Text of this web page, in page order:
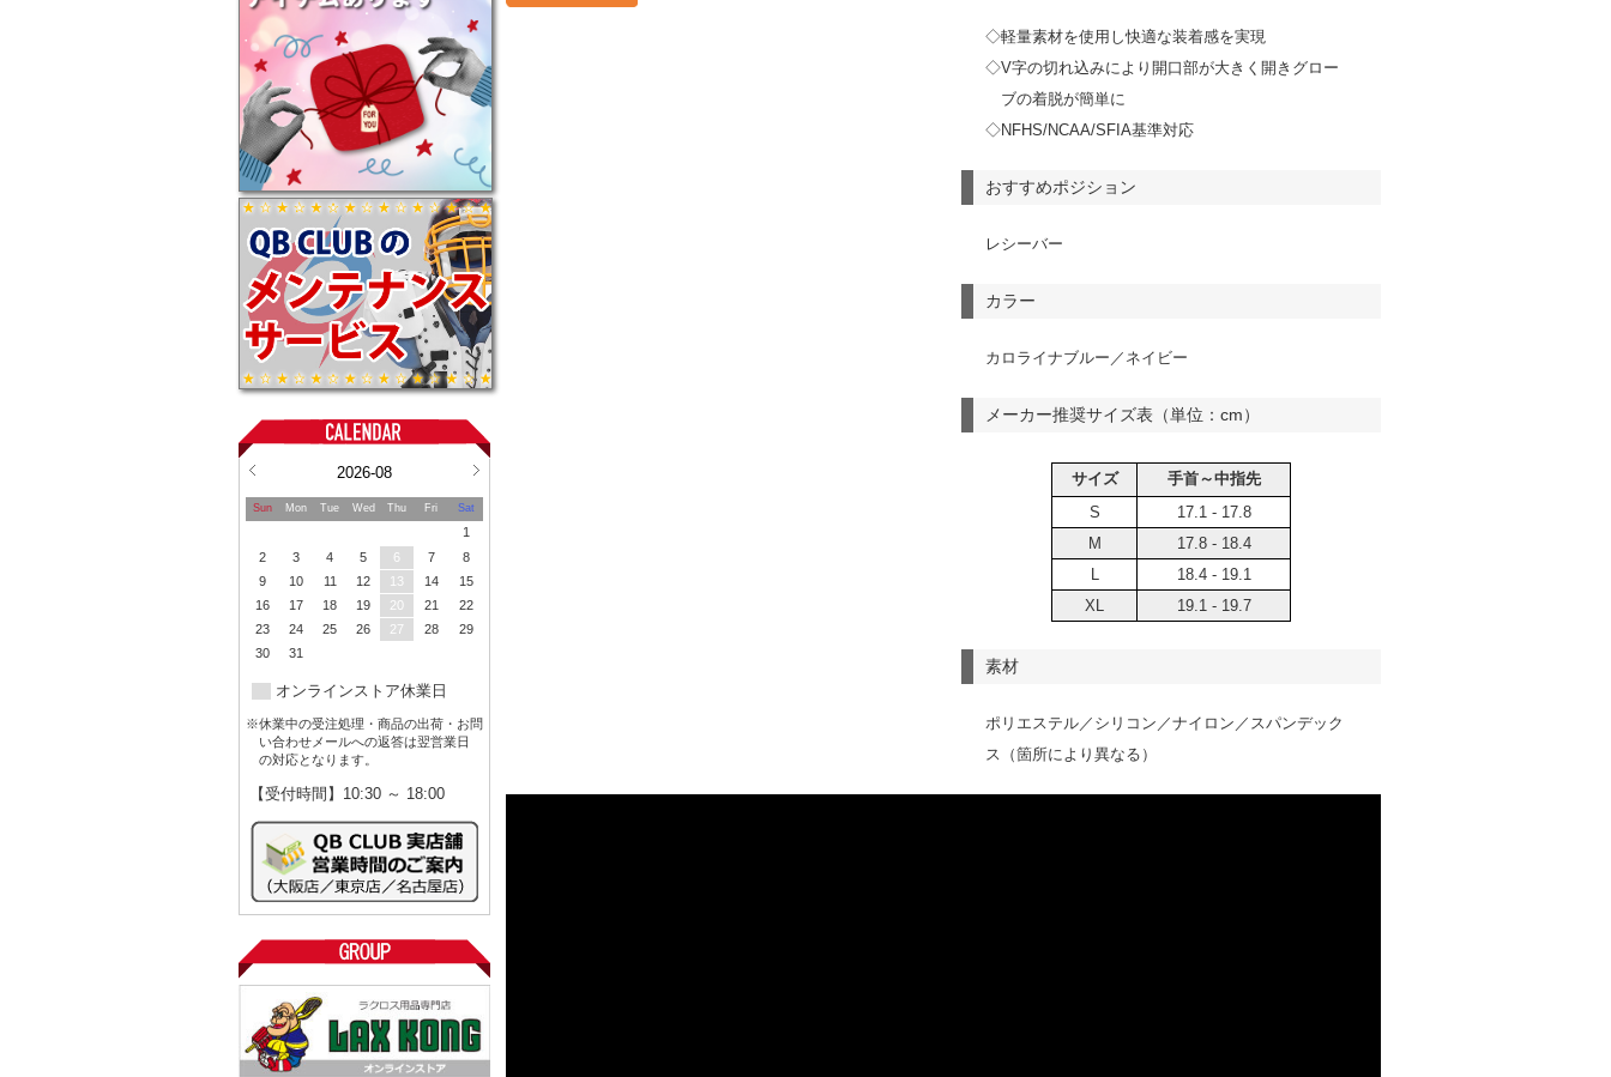
2026-08
Sun Mon Tue Wed Thu Fri Sat
1
2
3 4 5 6 7
8
9
10 11 12 13 14
15
16
17 18 19 20 21
22
23
24 25 26 27 28
29
30
31
オンラインストア休業日
※休業中の受注処理・商品の出荷・お問
い合わせメールへの返答は翌営業日
の対応となります。
【受付時間】10:30 ～ 18:00
◇軽量素材を使用し快適な装着感を実現
◇V字の切れ込みにより開口部が大きく開きグロー
ブの着脱が簡単に
◇NFHS/NCAA/SFIA基準対応
おすすめポジション
レシーバー
カラー
カロライナブルー／ネイビー
メーカー推奨サイズ表（単位：cm）
サイズ
手首～中指先
S
17.1 - 17.8
M
17.8 - 18.4
L
18.4 - 19.1
XL
19.1 - 19.7
素材
ポリエステル／シリコン／ナイロン／スパンデック
ス（箇所により異なる）